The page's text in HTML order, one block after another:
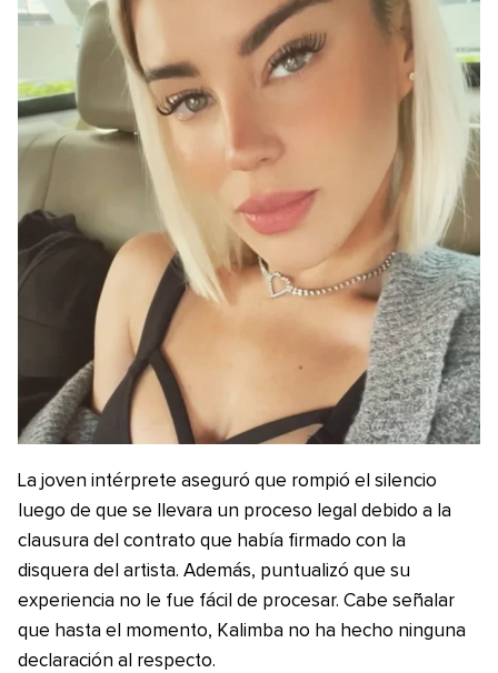
La joven intérprete aseguró que rompió el silencio
luego de que se llevara un proceso legal debido a la
clausura del contrato que había firmado con la
disquera del artista. Además, puntualizó que su
experiencia no le fue fácil de procesar. Cabe señalar
que hasta el momento, Kalimba no ha hecho ninguna
declaración al respecto.